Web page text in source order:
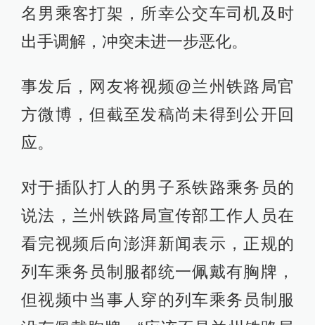
名男乘客打架，所幸公交车司机及时
出手调解，冲突未进一步恶化。
事发后，网友将视频@兰州铁路局官
方微博，但截至发稿尚未得到公开回
应。
对于插队打人的男子系铁路乘务员的
说法，兰州铁路局宣传部工作人员在
看完视频后向澎湃新闻表示，正规的
列车乘务员制服都统一佩戴有胸牌，
但视频中当事人穿的列车乘务员制服